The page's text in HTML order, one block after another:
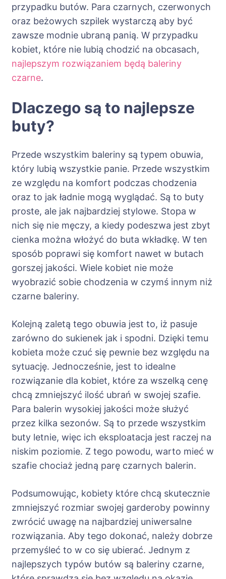
przypadku butów. Para czarnych, czerwonych
oraz beżowych szpilek wystarczą aby być
zawsze modnie ubraną panią. W przypadku
kobiet, które nie lubią chodzić na obcasach,
najlepszym rozwiązaniem będą baleriny
czarne.
Dlaczego są to najlepsze
buty?
Przede wszystkim baleriny są typem obuwia,
który lubią wszystkie panie. Przede wszystkim
ze względu na komfort podczas chodzenia
oraz to jak ładnie mogą wyglądać. Są to buty
proste, ale jak najbardziej stylowe. Stopa w
nich się nie męczy, a kiedy podeszwa jest zbyt
cienka można włożyć do buta wkładkę. W ten
sposób poprawi się komfort nawet w butach
gorszej jakości. Wiele kobiet nie może
wyobrazić sobie chodzenia w czymś innym niż
czarne baleriny.
Kolejną zaletą tego obuwia jest to, iż pasuje
zarówno do sukienek jak i spodni. Dzięki temu
kobieta może czuć się pewnie bez względu na
sytuację. Jednocześnie, jest to idealne
rozwiązanie dla kobiet, które za wszelką cenę
chcą zmniejszyć ilość ubrań w swojej szafie.
Para balerin wysokiej jakości może służyć
przez kilka sezonów. Są to przede wszystkim
buty letnie, więc ich eksploatacja jest raczej na
niskim poziomie. Z tego powodu, warto mieć w
szafie chociaż jedną parę czarnych balerin.
Podsumowując, kobiety które chcą skutecznie
zmniejszyć rozmiar swojej garderoby powinny
zwrócić uwagę na najbardziej uniwersalne
rozwiązania. Aby tego dokonać, należy dobrze
przemyśleć to w co się ubierać. Jednym z
najlepszych typów butów są baleriny czarne,